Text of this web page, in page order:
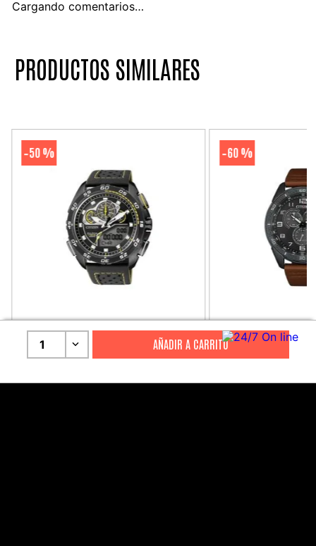
Cargando comentarios…
PRODUCTOS SIMILARES
-50 %
CITIZEN
Reloj Citizen Para Hombre
S/2199.00 S/4399.00
-60 %
CITIZEN
Reloj Hombre
S/1279.00 S/3199.00
1